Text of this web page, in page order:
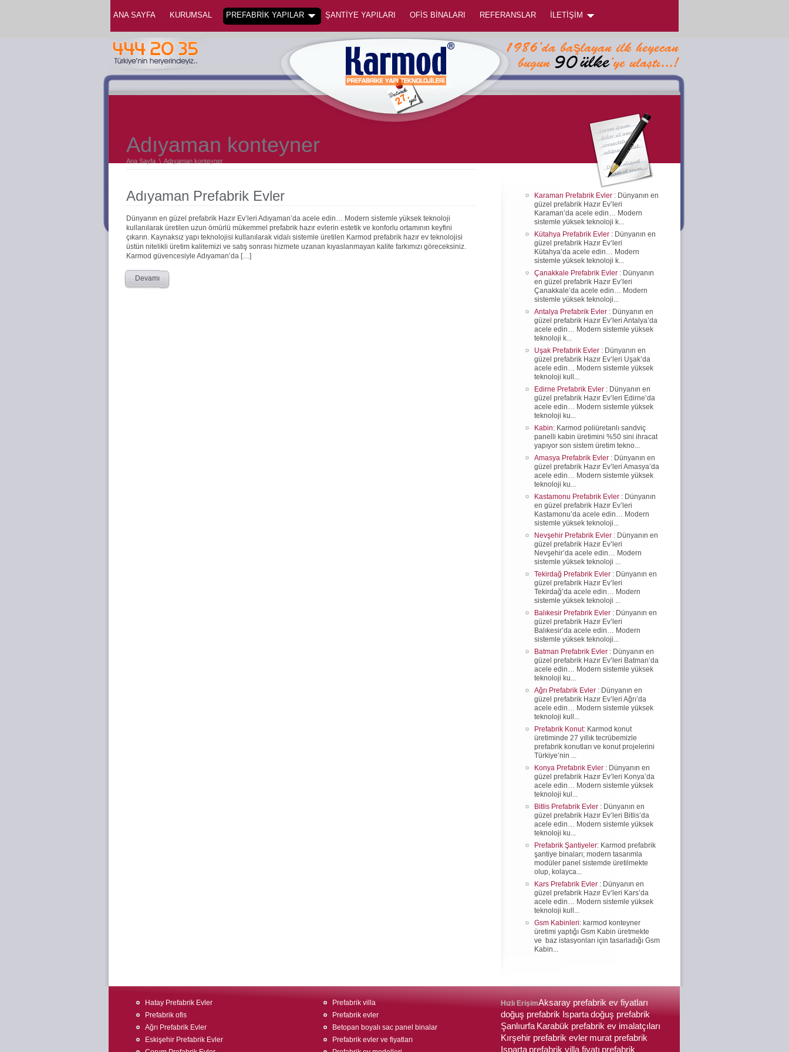
ANA SAYFA KURUMSAL PREFABRİK YAPILAR ŞANTİYE YAPILARI OFİS BİNALARI REFERANSLAR İLETİŞİM
Adıyaman konteyner
Ana Sayfa \ Adıyaman konteyner
Adıyaman Prefabrik Evler
Dünyanın en güzel prefabrik Hazır Ev’leri Adıyaman’da acele edin… Modern sistemle yüksek teknoloji
kullanılarak üretilen uzun ömürlü mükemmel prefabrik hazır evlerin estetik ve konforlu ortamının keyfini
çıkarın. Kaynaksız yapı teknolojisi kullanılarak vidalı sistemle üretilen Karmod prefabrik hazır ev teknolojisi
üstün nitelikli üretim kalitemizi ve satış sonrası hizmete uzanan kıyaslanmayan kalite farkımızı göreceksiniz.
Karmod güvencesiyle Adıyaman’da […]
Devamı
Karaman Prefabrik Evler : Dünyanın en
güzel prefabrik Hazır Ev’leri
Karaman’da acele edin… Modern
sistemle yüksek teknoloji k...
Kütahya Prefabrik Evler : Dünyanın en
güzel prefabrik Hazır Ev’leri
Kütahya’da acele edin… Modern
sistemle yüksek teknoloji k...
Çanakkale Prefabrik Evler : Dünyanın
en güzel prefabrik Hazır Ev’leri
Çanakkale’da acele edin… Modern
sistemle yüksek teknoloji...
Antalya Prefabrik Evler : Dünyanın en
güzel prefabrik Hazır Ev’leri Antalya’da
acele edin… Modern sistemle yüksek
teknoloji k...
Uşak Prefabrik Evler : Dünyanın en
güzel prefabrik Hazır Ev’leri Uşak’da
acele edin… Modern sistemle yüksek
teknoloji kull...
Edirne Prefabrik Evler : Dünyanın en
güzel prefabrik Hazır Ev’leri Edirne’da
acele edin… Modern sistemle yüksek
teknoloji ku...
Kabin: Karmod poliüretanlı sandviç
panelli kabin üretimini %50 sini ihracat
yapıyor son sistem üretim tekno...
Amasya Prefabrik Evler : Dünyanın en
güzel prefabrik Hazır Ev’leri Amasya’da
acele edin… Modern sistemle yüksek
teknoloji ku...
Kastamonu Prefabrik Evler : Dünyanın
en güzel prefabrik Hazır Ev’leri
Kastamonu’da acele edin… Modern
sistemle yüksek teknoloji...
Nevşehir Prefabrik Evler : Dünyanın en
güzel prefabrik Hazır Ev’leri
Nevşehir’da acele edin… Modern
sistemle yüksek teknoloji ...
Tekirdağ Prefabrik Evler : Dünyanın en
güzel prefabrik Hazır Ev’leri
Tekirdağ’da acele edin… Modern
sistemle yüksek teknoloji ...
Balıkesir Prefabrik Evler : Dünyanın en
güzel prefabrik Hazır Ev’leri
Balıkesir’da acele edin… Modern
sistemle yüksek teknoloji...
Batman Prefabrik Evler : Dünyanın en
güzel prefabrik Hazır Ev’leri Batman’da
acele edin… Modern sistemle yüksek
teknoloji ku...
Ağrı Prefabrik Evler : Dünyanın en
güzel prefabrik Hazır Ev’leri Ağrı’da
acele edin… Modern sistemle yüksek
teknoloji kull...
Prefabrik Konut: Karmod konut
üretiminde 27 yıllık tecrübemizle
prefabrik konutları ve konut projelerini
Türkiye’nin ...
Konya Prefabrik Evler : Dünyanın en
güzel prefabrik Hazır Ev’leri Konya’da
acele edin… Modern sistemle yüksek
teknoloji kul...
Bitlis Prefabrik Evler : Dünyanın en
güzel prefabrik Hazır Ev’leri Bitlis’da
acele edin… Modern sistemle yüksek
teknoloji ku...
Prefabrik Şantiyeler: Karmod prefabrik
şantiye binaları; modern tasarımla
modüler panel sistemde üretilmekte
olup, kolayca...
Kars Prefabrik Evler : Dünyanın en
güzel prefabrik Hazır Ev’leri Kars’da
acele edin… Modern sistemle yüksek
teknoloji kull...
Gsm Kabinleri: karmod konteyner
üretimi yaptığı Gsm Kabin üretmekte
ve baz istasyonları için tasarladığı Gsm
Kabin...
Hatay Prefabrik Evler
Prefabrik ofis
Ağrı Prefabrik Evler
Eskişehir Prefabrik Evler
Prefabrik villa
Prefabrik evler
Betopan boyalı sac panel binalar
Prefabrik evler ve fiyatları
Hızlı ErişimAksaray prefabrik ev fiyatları
doğuş prefabrik Ispartadoğuş prefabrik
Şanlıurfa Karabük prefabrik ev imalatçıları
Kırşehir prefabrik evler murat prefabrik
Isparta prefabrik villa fiyatı prefabrik